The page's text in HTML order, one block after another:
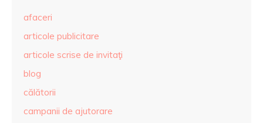
afaceri
articole publicitare
articole scrise de invitaţi
blog
călătorii
campanii de ajutorare